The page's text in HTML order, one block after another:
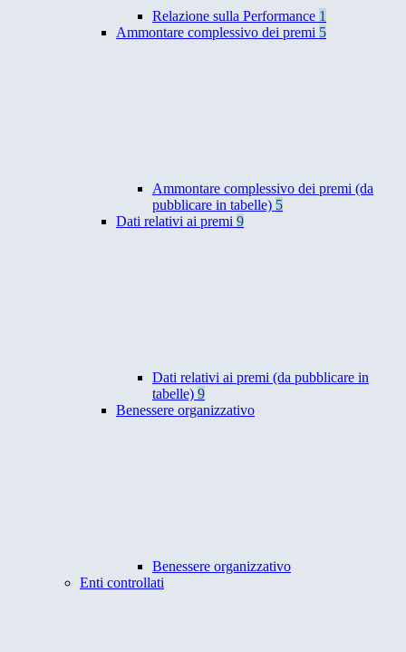
Relazione sulla Performance 1
Ammontare complessivo dei premi 5
Ammontare complessivo dei premi (da
pubblicare in tabelle) 5
Dati relativi ai premi 9
Dati relativi ai premi (da pubblicare in
tabelle) 9
Benessere organizzativo
Benessere organizzativo
Enti controllati